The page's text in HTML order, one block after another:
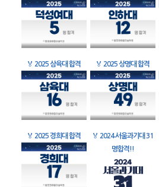
🏅 2025 삼육대 합격 🏅 2025 상명대 합격
🏅 2025 경희대 합격 🏅 2024 서울과기대 31
명합격!!